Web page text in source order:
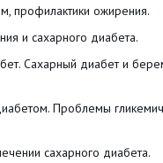
ожирения.
и сахарного диабета.
диабет и
Проблемы
сахарного диабета.